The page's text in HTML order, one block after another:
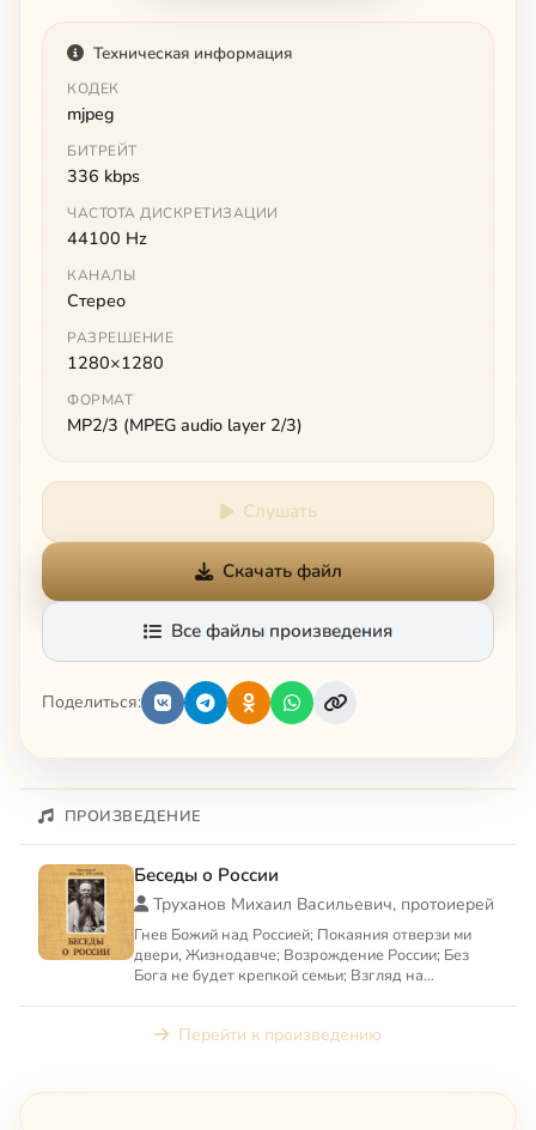
Техническая информация
КОДЕК
mjpeg
БИТРЕЙТ
336 kbps
ЧАСТОТА ДИСКРЕТИЗАЦИИ
44100 Hz
КАНАЛЫ
Стерео
РАЗРЕШЕНИЕ
1280×1280
ФОРМАТ
MP2/3 (MPEG audio layer 2/3)
Слушать
Скачать файл
Все файлы произведения
Поделиться:
ПРОИЗВЕДЕНИЕ
Беседы о России
Труханов Михаил Васильевич, протоиерей
Гнев Божий над Россией; Покаяния отверзи ми
двери, Жизнодавче; Возрождение России; Без
Бога не будет крепкой семьи; Взгляд на
Перейти к произведению